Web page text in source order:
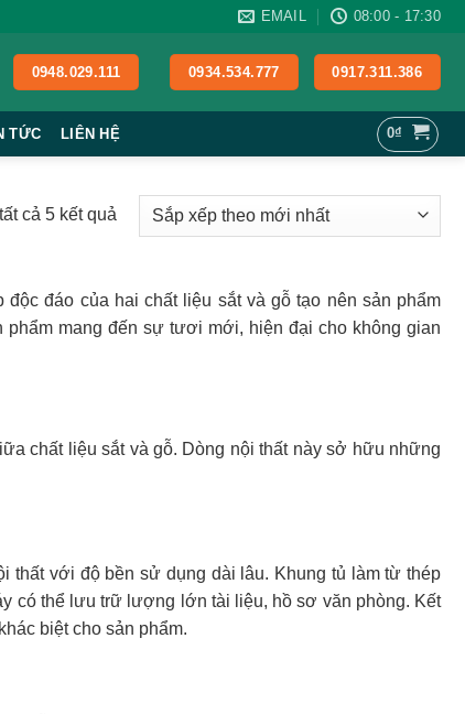
EMAIL 08:00 - 17:30
0948.029.111 0934.534.777 0917.311.386
TỨC LIÊN HỆ 0₫
cả 5 kết quảĐã
sắp
theo
mới
đáo của hai chất liệu sắt và gỗ tạo nên sản phẩm
mang đến sự tươi mới, hiện đại cho không gian
chất liệu sắt và gỗ. Dòng nội thất này sở hữu những
thất với độ bền sử dụng dài lâu. Khung tủ làm từ thép
có thể lưu trữ lượng lớn tài liệu, hồ sơ văn phòng. Kết
biệt cho sản phẩm.